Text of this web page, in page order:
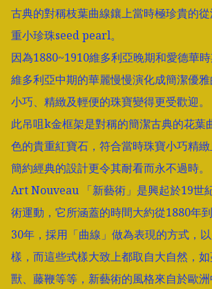
古典的對稱枝葉曲線鑲上當時極珍貴的
重小珍珠seed pearl。
因為1880~1910維多利亞晚期和愛德華
維多利亞中期的華麗慢慢演化成簡潔優
小巧、精緻及輕便的珠寶變得更受歡迎。
此吊咀k金框架是對稱的簡潔古典的花葉
色的貴重紅寶石，符合當時珠寶小巧精
簡約經典的設計更令其耐看而永不過時。
Art Nouveau 「新藝術」是興起於19世
術運動，它所涵蓋的時間大約從1880年
30年，採用「曲線」做為表現的方式，
樣，而這些式樣大致上都取自大自然，
獸、藤鞭等等，新藝術的風格來自於歐